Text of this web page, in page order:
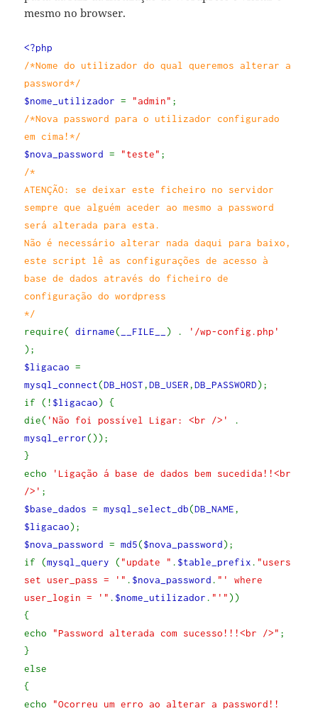
mesmo no browser.
<?php
/*Nome do utilizador do qual queremos alterar a
password*/
$nome_utilizador= "admin" ;
/*Nova password para o utilizador configurado
em cima!*/
$nova_password= "teste" ;
/*
ATENÇÃO: se deixar este ficheiro no servidor
sempre que alguém aceder ao mesmo a password
será alterada para esta.
Não é necessário alterar nada daqui para baixo,
este script lê as configurações de acesso à
base de dados através do ficheiro de
configuração do wordpress
*/
require(dirname( __FILE__ ) .
'/wp-config.php'
);
$ligacao=
mysql_connect(DB_HOST,DB_USER,DB_PASSWORD);
if (! $ligacao) {
die( 'Não foi possível Ligar: <br />' .
mysql_error());
}
echo
'Ligação á base de dados bem sucedida!!<br
/>' ;
$base_dados=mysql_select_db(DB_NAME,
$ligacao);
$nova_password=md5($nova_password);
if (mysql_query ( "update " . $table_prefix. "users
set user_pass = '" . $nova_password. "' where
user_login = '" . $nome_utilizador. "'" ))
{
echo "Password alterada com sucesso!!!<br />" ;
}
else
{
echo "Ocorreu um erro ao alterar a password!!